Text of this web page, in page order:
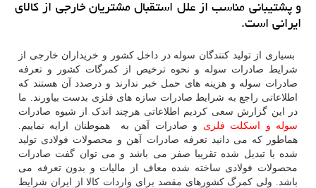
و پشتیبانی مناسب از علل استقبال مشتریان خارجی از كالای
ایرانی است.
بسیاری از تولید کنندگان سوله در داخل کشور و خریداران خارجی از
شرایط صادرات سوله و نحوه ترخیص از کمرگات کشور و تعرفه
صادرات سوله و هزینه های حمل خبر ندارند و درصدد آن هستند که
اطلاعاتی راجع به شرایط صادرات سازه های فلزی بدست بیاورند. ما
در این گزارش سعی کردیم اطلاعاتی هرچند اندک از شیوه صادرات
سوله و اسکلت فلزی و صادرات آهن به هموطنان ارایه نماییم.
هماطور که می دانید تعرفه صادرات آهن و محصولات فولادی تولید
شده یا تبدیل شده تقریبا صفر می باشد و می توان گفت صادرات
محصولات فولادی ساخته شده معاف از مالیات و بدون تعرفه می
باشد. ولی کمرگ کشورهای مقصد برای واردات کالا از ایران شرایط